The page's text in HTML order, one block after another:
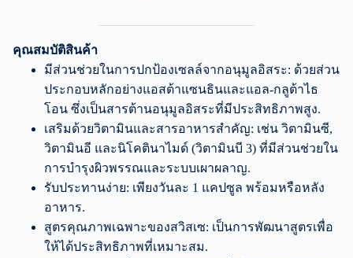
คุณสมบัติสินค้า
มีส่วนช่วยในการปกป้องเซลล์จากอนุมูลอิสระ: ด้วยส่วน
ประกอบหลักอย่างแอสต้าแซนธินและแอล-กลูต้าไธ
โอน ซึ่งเป็นสารต้านอนุมูลอิสระที่มีประสิทธิภาพสูง.
เสริมด้วยวิตามินและสารอาหารสำคัญ: เช่น วิตามินซี,
วิตามินอี และนิโคตินาไมด์ (วิตามินบี 3) ที่มีส่วนช่วยใน
การบำรุงผิวพรรณและระบบเผาผลาญ.
รับประทานง่าย: เพียงวันละ 1 แคปซูล พร้อมหรือหลัง
อาหาร.
สูตรคุณภาพเฉพาะของสวิสเซ: เป็นการพัฒนาสูตรเพื่อ
ให้ได้ประสิทธิภาพที่เหมาะสม.